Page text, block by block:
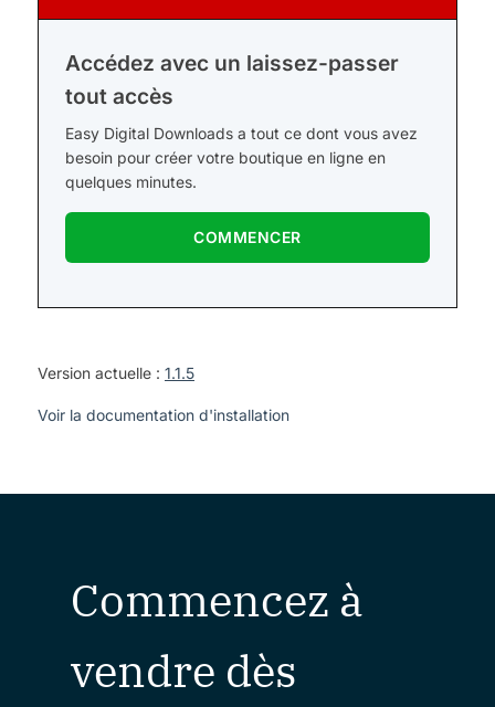
Accédez avec un laissez-passer
tout accès
Easy Digital Downloads a tout ce dont vous avez
besoin pour créer votre boutique en ligne en
quelques minutes.
COMMENCER
Version actuelle : 1.1.5
Voir la documentation d'installation
Commencez à
vendre dès